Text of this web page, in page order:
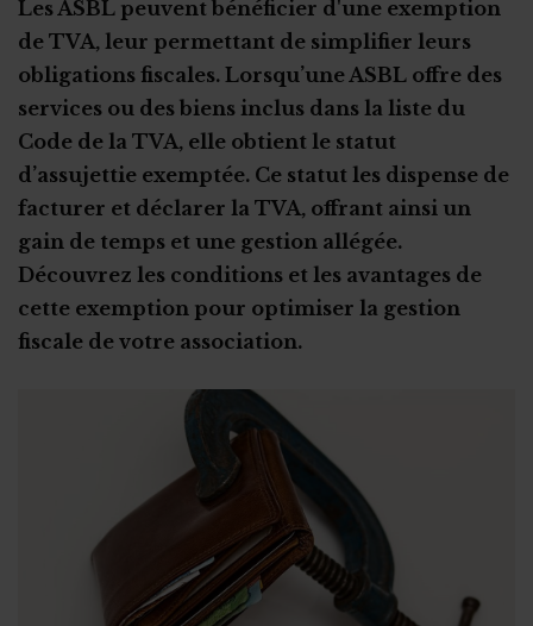
Base imposable et valeur vénale
Les ASBL peuvent bénéficier d'une exemption
de TVA, leur permettant de simplifier leurs
obligations fiscales. Lorsqu’une ASBL offre des
services ou des biens inclus dans la liste du
Code de la TVA, elle obtient le statut
d’assujettie exemptée. Ce statut les dispense de
facturer et déclarer la TVA, offrant ainsi un
gain de temps et une gestion allégée.
Découvrez les conditions et les avantages de
cette exemption pour optimiser la gestion
fiscale de votre association.